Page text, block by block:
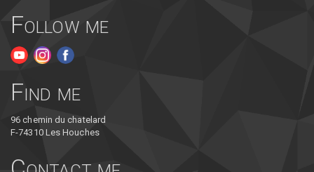
Follow me
Find me
96 chemin du chatelard
F-74310 Les Houches